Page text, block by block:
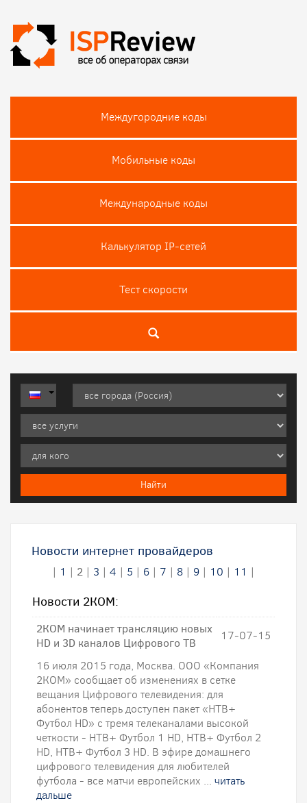
Междугородние коды
Мобильные коды
Международные коды
Калькулятор IP-сетей
Тест скороcти
Новости интернет провайдеров
| 1 | 2 | 3 | 4 | 5 | 6 | 7 | 8 | 9 | 10 | 11 |
Новости 2КOM:
2КОМ начинает трансляцию новых
HD и 3D каналов Цифрового ТВ
17-07-15
16 июля 2015 года, Москва. ООО «Компания
2КОМ» сообщает об изменениях в сетке
вещания Цифрового телевидения: для
абонентов теперь доступен пакет «НТВ+
Футбол HD» с тремя телеканалами высокой
четкости - НТВ+ Футбол 1 HD, НТВ+ Футбол 2
HD, НТВ+ Футбол 3 HD. В эфире домашнего
цифрового телевидения для любителей
футбола - все матчи европейских ... читать
дальше